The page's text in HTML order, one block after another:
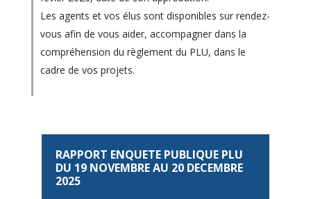
Les agents et vos élus sont disponibles sur rendez-
vous afin de vous aider, accompagner dans la
compréhension du règlement du PLU, dans le
cadre de vos projets.
RAPPORT ENQUETE PUBLIQUE PLU
DU 19 NOVEMBRE AU 20 DECEMBRE
2025